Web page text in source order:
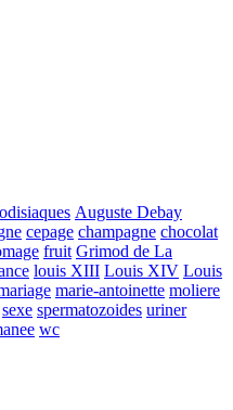
Auguste Debay
cepage champagne chocolat
fruit Grimod de La
louis XIII Louis XIV Louis
marie-antoinette moliere
sexe spermatozoides uriner
wc